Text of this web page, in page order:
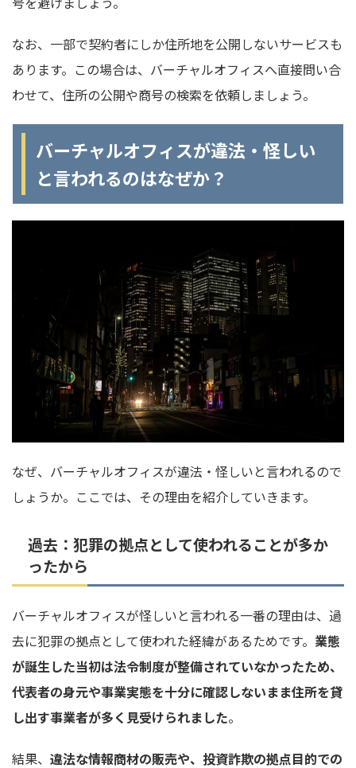
なお、一部で契約者にしか住所地を公開しないサービスも
あります。この場合は、バーチャルオフィスへ直接問い合
わせて、住所の公開や商号の検索を依頼しましょう。
バーチャルオフィスが違法・怪しい
と言われるのはなぜか？
なぜ、バーチャルオフィスが違法・怪しいと言われるので
しょうか。ここでは、その理由を紹介していきます。
過去：犯罪の拠点として使われることが多か
ったから
バーチャルオフィスが怪しいと言われる一番の理由は、過
去に犯罪の拠点として使われた経緯があるためです。 業態
が誕生した当初は法令制度が整備されていなかったため、
代表者の身元や事業実態を十分に確認しないまま住所を貸
し出す事業者が多く見受けられました。
結果、 違法な情報商材の販売や、投資詐欺の拠点目的での